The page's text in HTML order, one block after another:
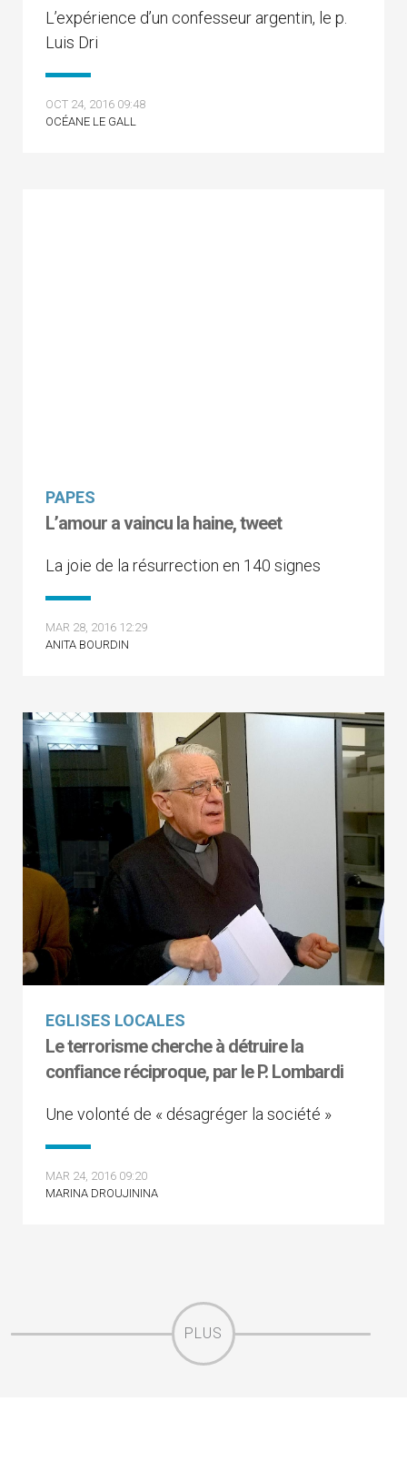
L’expérience d’un confesseur argentin, le p.
Luis Dri
OCT 24, 2016 09:48
OCÉANE LE GALL
PAPES
L’amour a vaincu la haine, tweet
La joie de la résurrection en 140 signes
MAR 28, 2016 12:29
ANITA BOURDIN
EGLISES LOCALES
Le terrorisme cherche à détruire la
confiance réciproque, par le P. Lombardi
Une volonté de « désagréger la société »
MAR 24, 2016 09:20
MARINA DROUJININA
PLUS